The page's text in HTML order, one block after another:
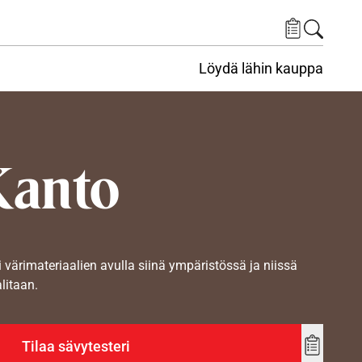
Löydä lähin kauppa
avulla siinä ympäristössä ja niissä
Tilaa sävytesteri
Add